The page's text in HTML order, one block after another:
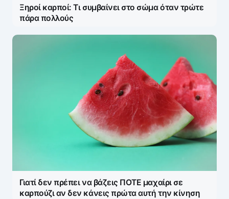
Ξηροί καρποί: Τι συμβαίνει στο σώμα όταν τρώτε
πάρα πολλούς
Γιατί δεν πρέπει να βάζεις ΠΟΤΕ μαχαίρι σε
καρπούζι αν δεν κάνεις πρώτα αυτή την κίνηση